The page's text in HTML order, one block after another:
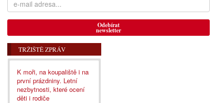
Odebírat
newsletter
TRŽIŠTĚ ZPRÁV
K moři, na koupaliště i na
první prázdniny. Letní
nezbytnosti, které ocení
děti i rodiče